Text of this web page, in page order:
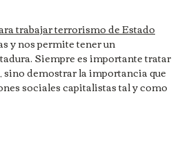
trabajar terrorismo de Estado
y nos permite tener un
Siempre es importante tratar
demostrar la importancia que
sociales capitalistas tal y como